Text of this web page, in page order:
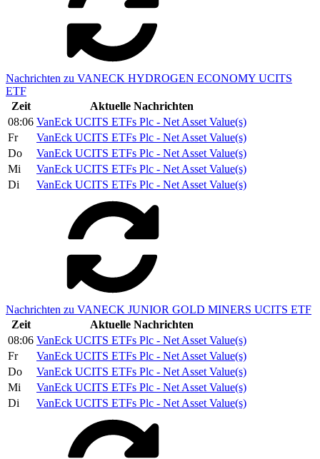
Nachrichten zu VANECK HYDROGEN ECONOMY UCITS
ETF
Zeit
Aktuelle Nachrichten
08:06 VanEck UCITS ETFs Plc - Net Asset Value(s)
Fr
VanEck UCITS ETFs Plc - Net Asset Value(s)
Do
VanEck UCITS ETFs Plc - Net Asset Value(s)
Mi
VanEck UCITS ETFs Plc - Net Asset Value(s)
Di
VanEck UCITS ETFs Plc - Net Asset Value(s)
Nachrichten zu VANECK JUNIOR GOLD MINERS UCITS ETF
Zeit
Aktuelle Nachrichten
08:06 VanEck UCITS ETFs Plc - Net Asset Value(s)
Fr
VanEck UCITS ETFs Plc - Net Asset Value(s)
Do
VanEck UCITS ETFs Plc - Net Asset Value(s)
Mi
VanEck UCITS ETFs Plc - Net Asset Value(s)
Di
VanEck UCITS ETFs Plc - Net Asset Value(s)